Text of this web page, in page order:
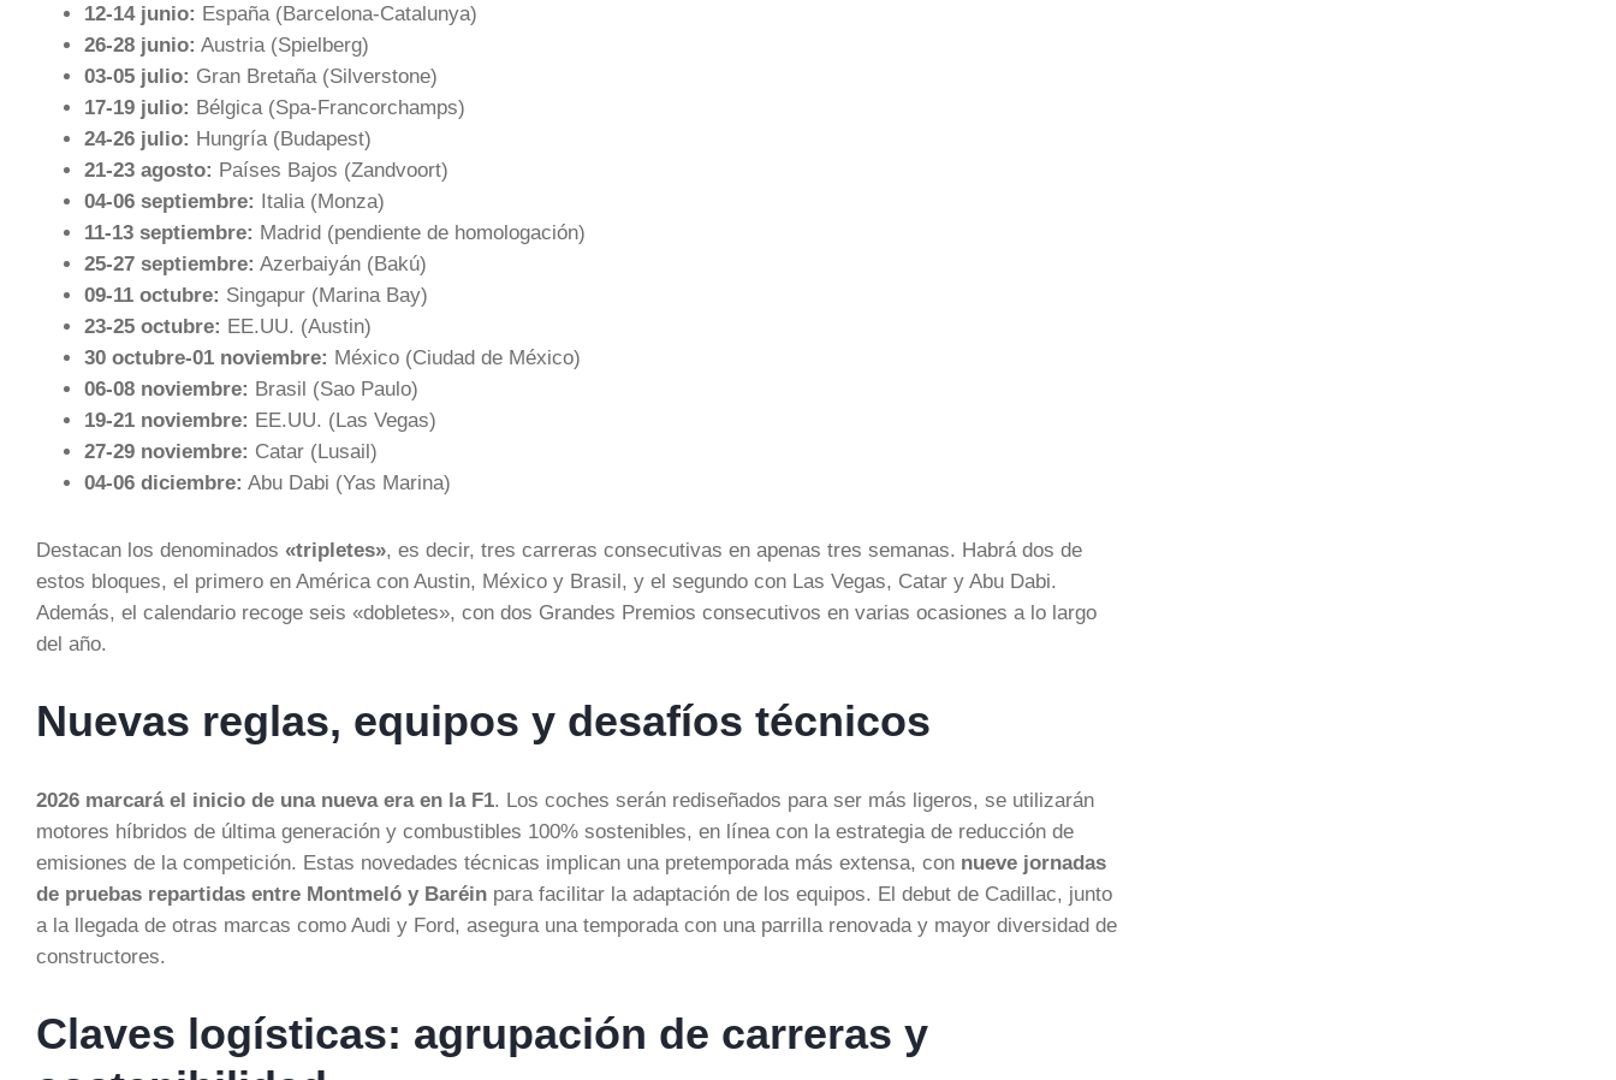
12-14 junio: España (Barcelona-Catalunya)
26-28 junio: Austria (Spielberg)
03-05 julio: Gran Bretaña (Silverstone)
17-19 julio: Bélgica (Spa-Francorchamps)
24-26 julio: Hungría (Budapest)
21-23 agosto: Países Bajos (Zandvoort)
04-06 septiembre: Italia (Monza)
11-13 septiembre: Madrid (pendiente de homologación)
25-27 septiembre: Azerbaiyán (Bakú)
09-11 octubre: Singapur (Marina Bay)
23-25 octubre: EE.UU. (Austin)
30 octubre-01 noviembre: México (Ciudad de México)
06-08 noviembre: Brasil (Sao Paulo)
19-21 noviembre: EE.UU. (Las Vegas)
27-29 noviembre: Catar (Lusail)
04-06 diciembre: Abu Dabi (Yas Marina)
Destacan los denominados «tripletes» , es decir, tres carreras consecutivas en apenas tres semanas. Habrá dos de
estos bloques, el primero en América con Austin, México y Brasil, y el segundo con Las Vegas, Catar y Abu Dabi.
Además, el calendario recoge seis «dobletes», con dos Grandes Premios consecutivos en varias ocasiones a lo largo
del año.
Nuevas reglas, equipos y desafíos técnicos
2026 marcará el inicio de una nueva era en la F1
. Los coches serán rediseñados para ser más ligeros, se utilizarán
motores híbridos de última generación y combustibles 100% sostenibles, en línea con la estrategia de reducción de
emisiones de la competición. Estas novedades técnicas implican una pretemporada más extensa, con nueve jornadas
de pruebas repartidas entre Montmeló y Baréin para facilitar la adaptación de los equipos. El debut de Cadillac, junto
a la llegada de otras marcas como Audi y Ford, asegura una temporada con una parrilla renovada y mayor diversidad de
constructores.
Claves logísticas: agrupación de carreras y